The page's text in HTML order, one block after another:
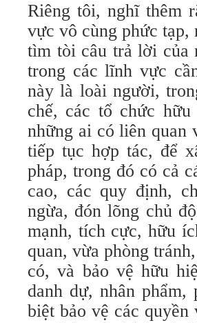
Riêng tôi, nghĩ thêm
vực vô cùng phức
tìm tòi câu trả lời của
trong các lĩnh vực
này là loài người,
chế, các tổ chức
những ai có liên quan
tiếp tục hợp tác, để
pháp, trong đó có cả
cao, các quy định,
ngừa, đón lõng chủ
mạnh, tích cực, hữu
quan, vừa phòng
có, và bảo vệ hữu
danh dự, nhân
biệt bảo vệ các